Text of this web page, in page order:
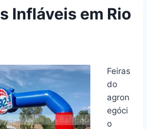
Infláveis em Rio
Feiras
do
agron
egóci
o